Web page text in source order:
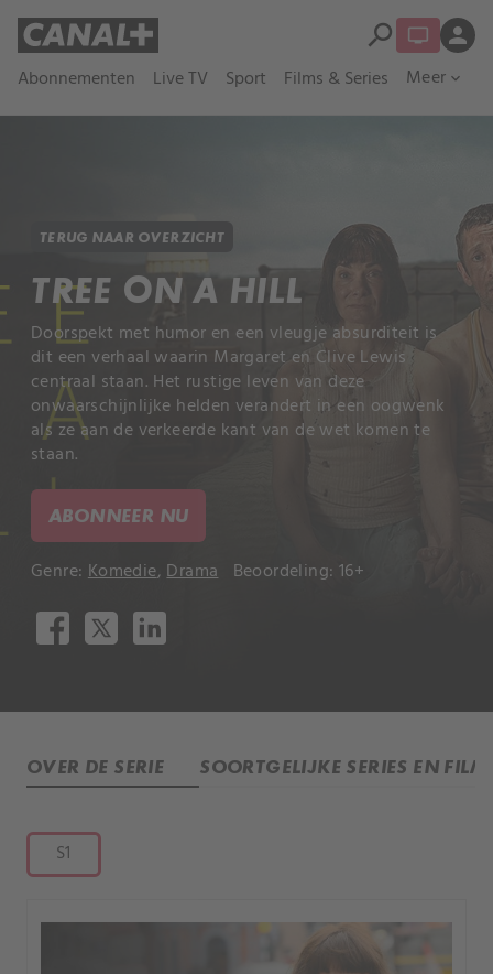
Abonnementen Live TV Sport Films & Series Meer expand_more
search person
TERUG NAAR OVERZICHT
TREE ON A HILL
Doorspekt met humor en een vleugje absurditeit is
dit een verhaal waarin Margaret en Clive Lewis
centraal staan. Het rustige leven van deze
onwaarschijnlijke helden verandert in een oogwenk
als ze aan de verkeerde kant van de wet komen te
staan.
ABONNEER NU
Genre: Komedie,Drama Beoordeling: 16+
OVER DE SERIE SOORTGELIJKE SERIES EN
S1